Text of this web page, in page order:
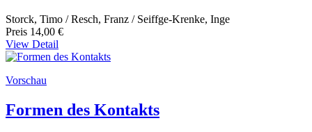
Storck, Timo / Resch, Franz / Seiffge-Krenke, Inge
Preis 14,00 €
View Detail
Vorschau
Formen des Kontakts